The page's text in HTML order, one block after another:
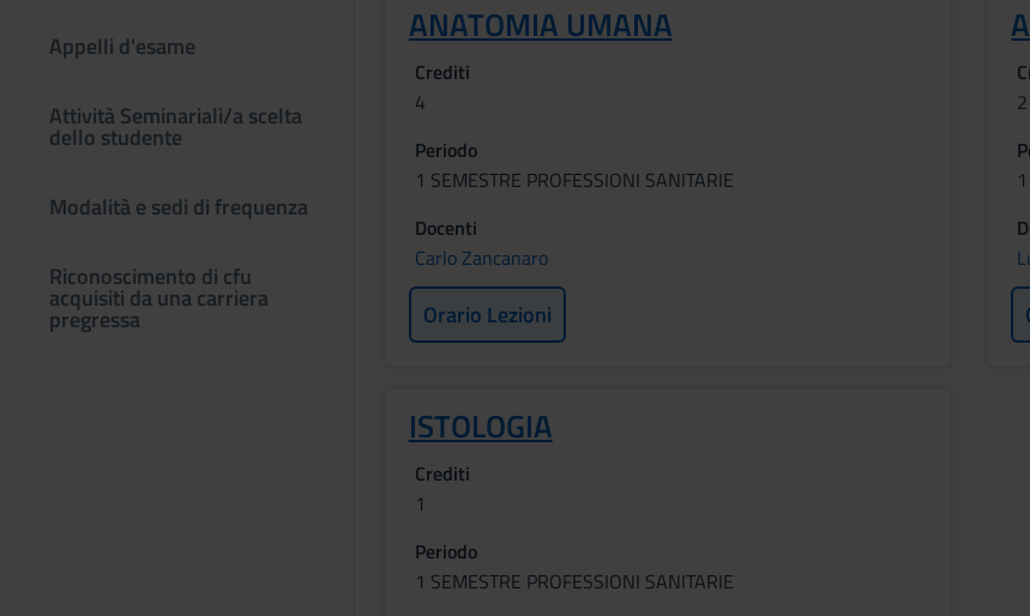
Appelli d'esame
Attività Seminariali/a scelta
dello studente
Modalità e sedi di frequenza
Riconoscimento di cfu
acquisiti da una carriera
pregressa
ANATOMIA UMANA
Crediti
4
Periodo
1 SEMESTRE PROFESSIONI SANITARIE
Docenti
Carlo Zancanaro
Orario Lezioni
2
ISTOLOGIA
Crediti
1
Periodo
1 SEMESTRE PROFESSIONI SANITARIE